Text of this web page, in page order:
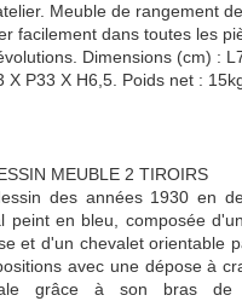
Meuble de rangement
facilement dans toutes les
Dimensions (cm) :
X P33 X H6,5. Poids net :
MEUBLE 2 TIROIRS
des années 1930 en
peint en bleu, composée
et d'un chevalet orientable
avec une dépose à
grâce à son bras de